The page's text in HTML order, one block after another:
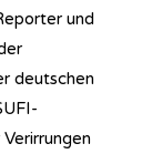
und
deutschen